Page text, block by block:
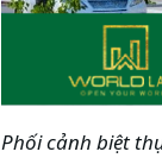
Phối cảnh biệt